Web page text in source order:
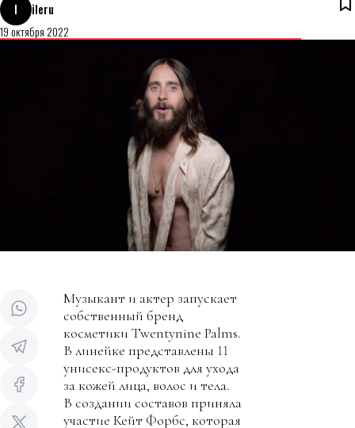
I
ileru
19 октября 2022
Музыкант и актер запускает
собственный бренд
косметики Twentynine Palms.
В линейке представлены 11
унисекс-продуктов для ухода
за кожей лица, волос и тела.
В создании составов приняла
участие Кейт Форбс, которая